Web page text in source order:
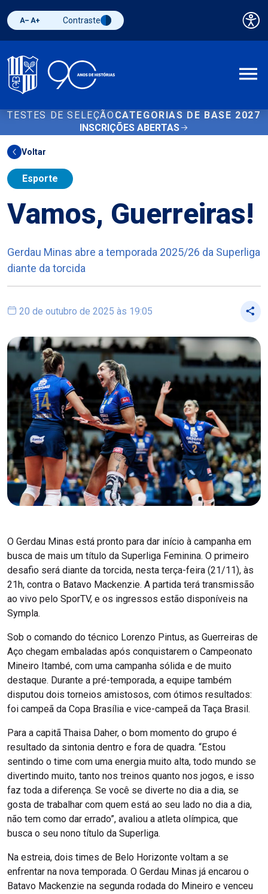
Diminuir fonte
Aumentar fonteAlternar contraste
Contraste
TESTES DE SELEÇÃO CATEGORIAS DE BASE 2027
INSCRIÇÕES ABERTAS
Voltar
Esporte
Vamos, Guerreiras!
Gerdau Minas abre a temporada 2025/26 da Superliga
diante da torcida
20 de outubro de 2025 às 19:05
O Gerdau Minas está pronto para dar início à campanha em
busca de mais um título da Superliga Feminina. O primeiro
desafio será diante da torcida, nesta terça-feira (21/11), às
21h, contra o Batavo Mackenzie. A partida terá transmissão
ao vivo pelo SporTV, e os ingressos estão disponíveis na
Sympla.
Sob o comando do técnico Lorenzo Pintus, as Guerreiras de
Aço chegam embaladas após conquistarem o Campeonato
Mineiro Itambé, com uma campanha sólida e de muito
destaque. Durante a pré-temporada, a equipe também
disputou dois torneios amistosos, com ótimos resultados:
foi campeã da Copa Brasília e vice-campeã da Taça Brasil.
Para a capitã Thaisa Daher, o bom momento do grupo é
resultado da sintonia dentro e fora de quadra. “Estou
sentindo o time com uma energia muito alta, todo mundo se
divertindo muito, tanto nos treinos quanto nos jogos, e isso
faz toda a diferença. Se você se diverte no dia a dia, se
gosta de trabalhar com quem está ao seu lado no dia a dia,
não tem como dar errado”, avaliou a atleta olímpica, que
busca o seu nono título da Superliga.
Na estreia, dois times de Belo Horizonte voltam a se
enfrentar na nova temporada. O Gerdau Minas já encarou o
Batavo Mackenzie na segunda rodada do Mineiro e venceu